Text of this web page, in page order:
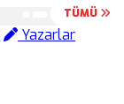
Yazarlar
TÜMÜ
TÜMÜ